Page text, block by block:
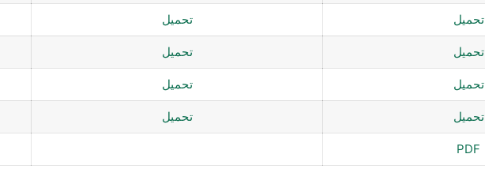
تحميل تحميل
تحميل تحميل
تحميل تحميل
تحميل تحميل
PDF